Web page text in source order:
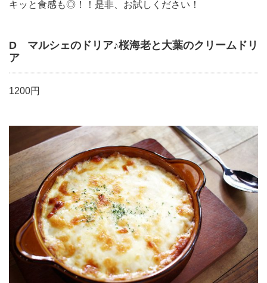
キッと食感も◎！！是非、お試しください！
D マルシェのドリア♪桜海老と大葉のクリームドリ
ア
1200円